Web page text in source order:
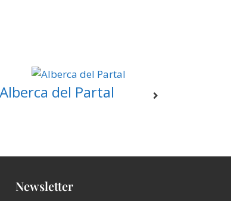
Alberca del Partal
Newsletter